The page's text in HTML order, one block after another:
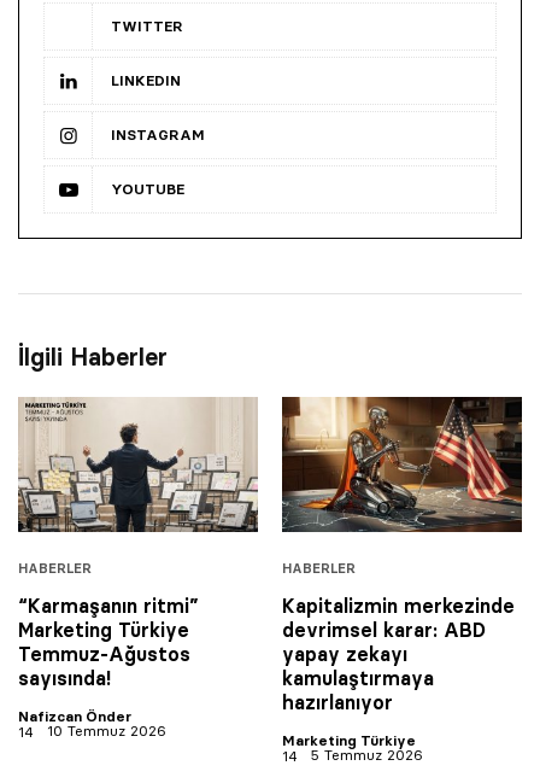
TWITTER
LINKEDIN
INSTAGRAM
YOUTUBE
İlgili Haberler
HABERLER
“Karmaşanın ritmi”
Marketing Türkiye
Temmuz-Ağustos
sayısında!
Nafizcan Önder
10 Temmuz 2026
HABERLER
Kapitalizmin merkezinde
devrimsel karar: ABD
yapay zekayı
kamulaştırmaya
hazırlanıyor
Marketing Türkiye
5 Temmuz 2026